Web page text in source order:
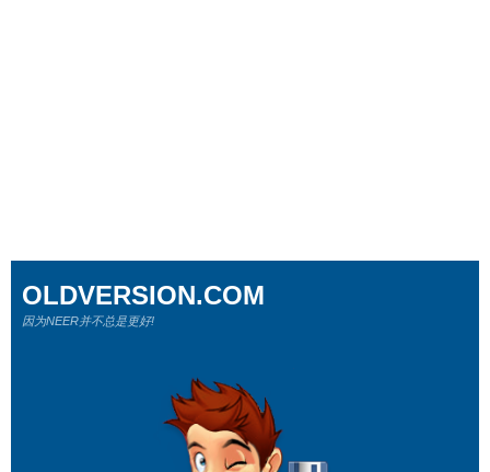
OLDVERSION.COM
因为NEER并不总是更好!